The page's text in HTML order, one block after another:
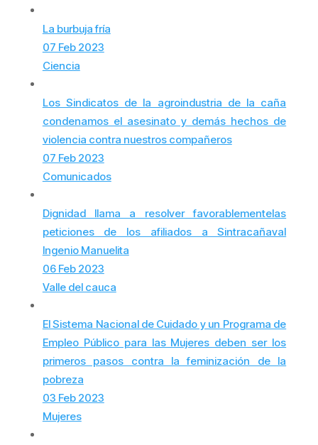
La burbuja fría
07 Feb 2023
Ciencia
Los Sindicatos de la agroindustria de la caña
condenamos el asesinato y demás hechos de
violencia contra nuestros compañeros
07 Feb 2023
Comunicados
Dignidad llama a resolver favorablementelas
peticiones de los afiliados a Sintracañaval
Ingenio Manuelita
06 Feb 2023
Valle del cauca
El Sistema Nacional de Cuidado y un Programa de
Empleo Público para las Mujeres deben ser los
primeros pasos contra la feminización de la
pobreza
03 Feb 2023
Mujeres